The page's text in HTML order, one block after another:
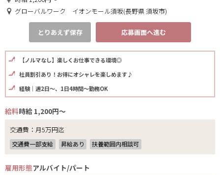
グローバルワーク イオンモール須坂(長野県 須坂市)
とりあえず保存 応募画面へ進む
【ノルマなし】楽しくお仕事できる環境◎
社員割引あり！お得にオシャレを楽しめます♪
経験｜週2日～、1日4時間～勤務OK
給料時給 1,200円～
交通費：月5万円迄
交通費一部支給 昇給あり 扶養範囲内相談可
雇用形態アルバイト/パート